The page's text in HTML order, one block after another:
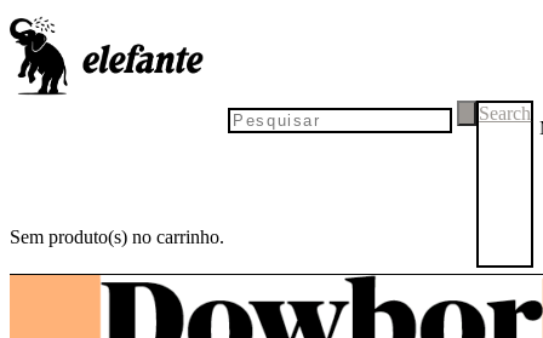
Sem produto(s) no carrinho.
Search